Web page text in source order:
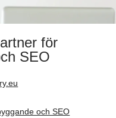
för
SEO
och SEO